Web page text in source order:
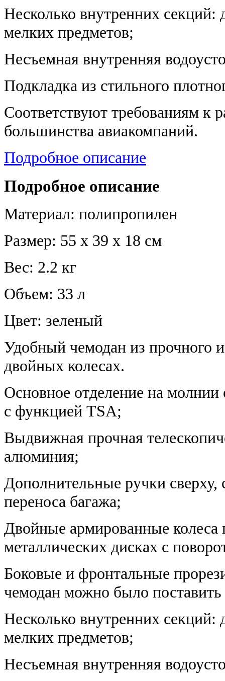
Несколько внутренних
мелких предметов;
Несъемная внутренняя
Подкладка из стильного
Соответствуют требованиям к
большинства авиакомпаний.
Подробное описание
Подробное описание
Материал: полипропилен
Размер: 55 х 39 х 18 см
Вес: 2.2 кг
Объем: 33 л
Цвет: зеленый
Удобный чемодан из прочного
двойных колесах.
Основное отделение на
с функцией TSA;
Выдвижная прочная
алюминия;
Дополнительные ручки сверху,
переноса багажа;
Двойные армированные
металлических дисках с
Боковые и фронтальные
чемодан можно было поставить
Несколько внутренних
мелких предметов;
Несъемная внутренняя